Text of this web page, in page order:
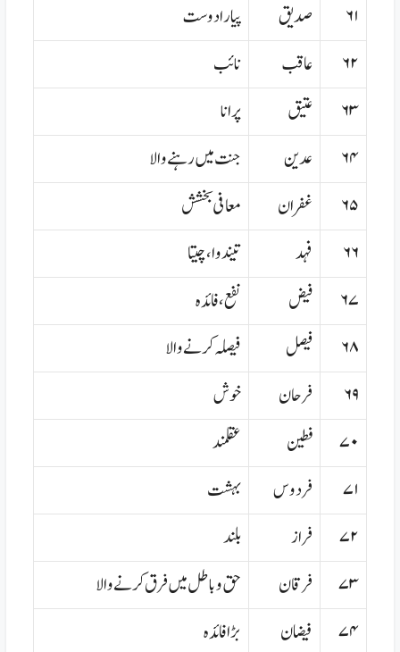
پیارا دوست
صدیق
۶۱
نائب
عاقب
۶۲
پرانا
عتیق
۶۳
جنت میں رہنے والا
عدین
۶۴
معافی بخشش
غفران
۶۵
تیندوا،چیتا
فہد
۶۶
نفع،فائدہ
فیض
۶۷
فیصلہ کرنے والا
فیصل
۶۸
خوش
فرحان
۶۹
عقلمند
فطین
۷۰
بہشت
فردوس
۷۱
بلند
فراز
۷۲
حق و باطل میں فرق کرنے والا
فرقان
۷۳
بڑا فائدہ
فیضان
۷۴